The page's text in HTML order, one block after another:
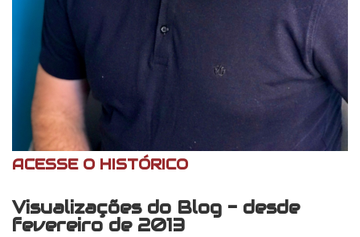
ACESSE O HISTÓRICO
Visualizações do Blog - desde
fevereiro de 2013